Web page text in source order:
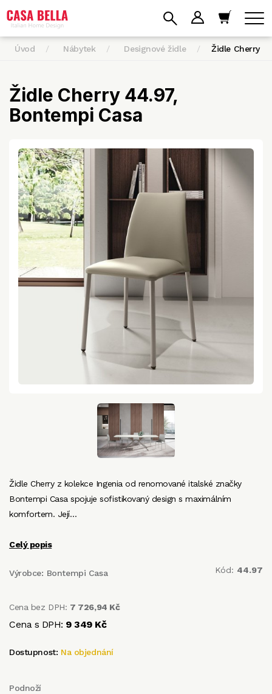
Úvod Nábytek Designové židle Židle Cherry
Židle Cherry 44.97,
Bontempi Casa
Židle Cherry z kolekce Ingenia od renomované italské značky
Bontempi Casa spojuje sofistikovaný design s maximálním
komfortem. Její…
Celý popis
Výrobce: Bontempi Casa Kód: 44.97
Cena bez DPH: 7 726,94 Kč
Cena s DPH: 9 349 Kč
Dostupnost: Na objednání
Podnoží